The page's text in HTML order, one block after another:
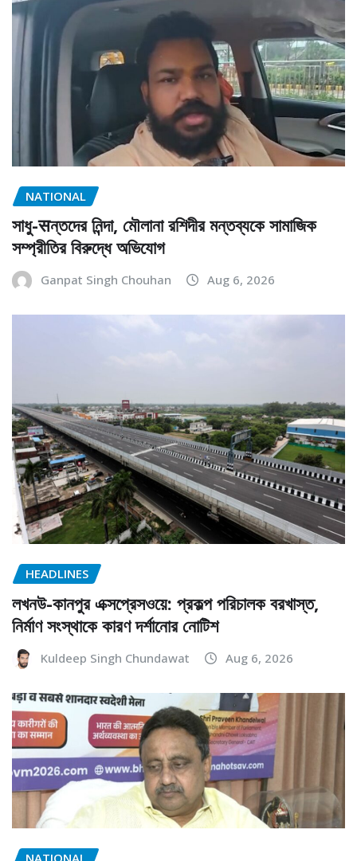
NATIONAL
সাধু-सন্তদের নিন্দা, মৌলানা রশিদীর মন্তব্যকে সামাজিক
সম্প্রীতির বিরুদ্ধে অভিযোগ
Ganpat Singh Chouhan Aug 6, 2026
HEADLINES
লখনউ-কানপুর এক্সপ্রেসওয়ে: প্রকল্প পরিচালক বরখাস্ত,
নির্মাণ সংস্থাকে কারণ দর্শানোর নোটিশ
Kuldeep Singh Chundawat Aug 6, 2026
NATIONAL